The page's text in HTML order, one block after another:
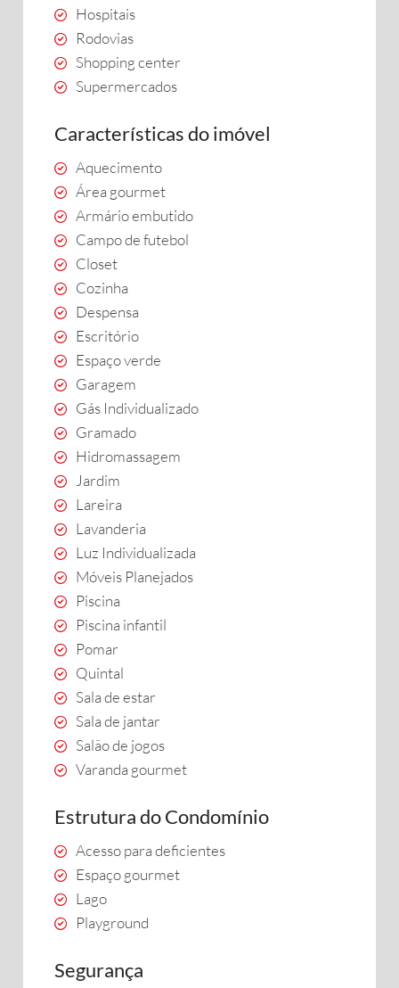
Hospitais
Rodovias
Shopping center
Supermercados
Características do imóvel
Aquecimento
Área gourmet
Armário embutido
Campo de futebol
Closet
Cozinha
Despensa
Escritório
Espaço verde
Garagem
Gás Individualizado
Gramado
Hidromassagem
Jardim
Lareira
Lavanderia
Luz Individualizada
Móveis Planejados
Piscina
Piscina infantil
Pomar
Quintal
Sala de estar
Sala de jantar
Salão de jogos
Varanda gourmet
Estrutura do Condomínio
Acesso para deficientes
Espaço gourmet
Lago
Playground
Segurança